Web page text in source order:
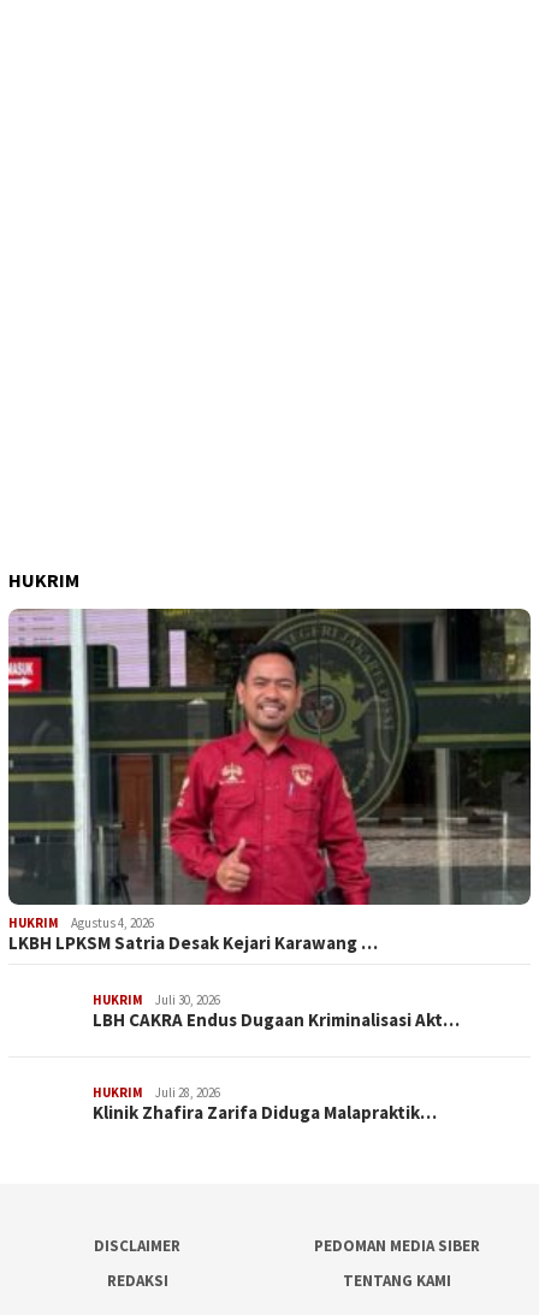
HUKRIM
HUKRIM Agustus 4, 2026
LKBH LPKSM Satria Desak Kejari Karawang …
HUKRIM Juli 30, 2026
LBH CAKRA Endus Dugaan Kriminalisasi Akt…
HUKRIM Juli 28, 2026
Klinik Zhafira Zarifa Diduga Malapraktik…
DISCLAIMER
PEDOMAN MEDIA SIBER
REDAKSI
TENTANG KAMI